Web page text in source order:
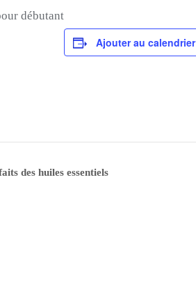
débutant
Ajouter au calendrier
des huiles essentiels